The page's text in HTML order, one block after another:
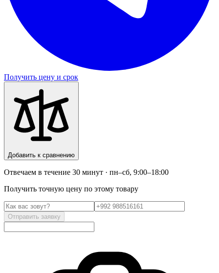
Получить цену и срок
Добавить к сравнению
Отвечаем в течение 30 минут · пн–сб, 9:00–18:00
Получить точную цену по этому товару
Отправить заявку